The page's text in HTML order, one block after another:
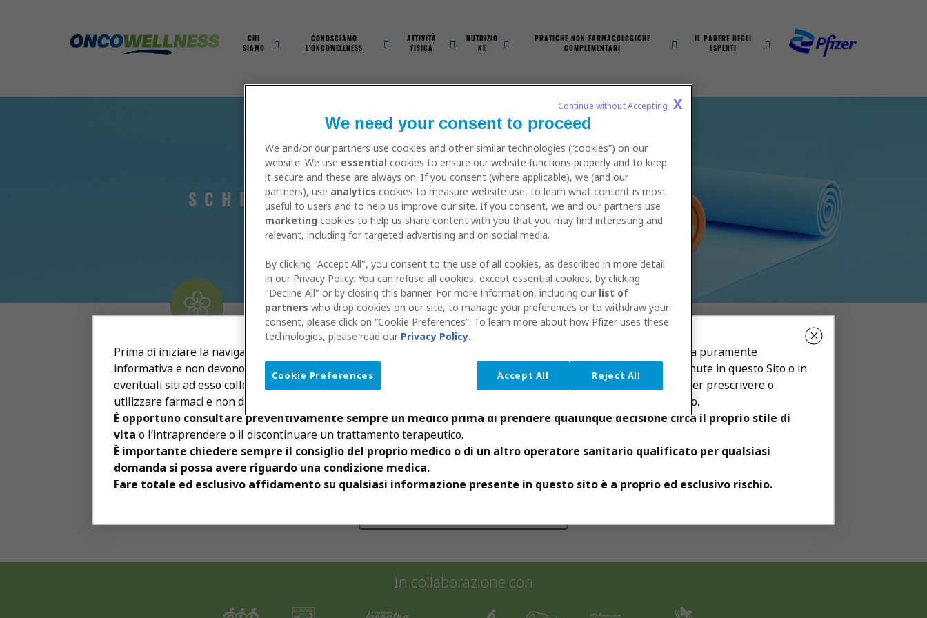
main
content
MAIN
CHI
SIAMO
CONOSCIAMO
L'ONCOWELLNESS
ATTIVITÀ
FISICA
NUTRIZIO
NE
PRATICHE NON FARMACOLOGICHE
COMPLEMENTARI
IL PARERE DEGLI
ESPERTI
SCHEMI DI ALLENAMENTO
Caricamento......
In collaborazione con
Prima di iniziare la navigazione è importante essere consapevoli che i contenuti di questo Sito Web sono di natura puramente
informativa e non devono essere considerati come consigli medici o professionali, pertanto le informazioni contenute in questo Sito o in
eventuali siti ad esso collegati non devono essere usate per diagnosticare alcuna patologia o disturbo fisico, né per prescrivere o
utilizzare farmaci e non devono portare l’Utente a ignorare il consiglio o ritardare il consulto con il proprio medico.
È opportuno consultare preventivamente sempre un medico prima di prendere qualunque decisione circa il proprio stile di
vitao l’intraprendere o il discontinuare un trattamento terapeutico.
È importante chiedere sempre il consiglio del proprio medico o di un altro operatore sanitario qualificato per qualsiasi
domanda si possa avere riguardo una condizione medica.
Fare totale ed esclusivo affidamento su qualsiasi informazione presente in questo sito è a proprio ed esclusivo rischio.
We need your consent to proceed
We and/or our partners use cookies and other similar technologies (“cookies”) on our
website. We use essential cookies to ensure our website functions properly and to keep
it secure and these are always on. If you consent (where applicable), we (and our
partners), use analytics cookies to measure website use, to learn what content is most
useful to users and to help us improve our site. If you consent, we and our partners use
marketing cookies to help us share content with you that you may find interesting and
relevant, including for targeted advertising and on social media.
By clicking "Accept All", you consent to the use of all cookies, as described in more detail
in our Privacy Policy. You can refuse all cookies, except essential cookies, by clicking
"Decline All" or by closing this banner. For more information, including our list of
partners who drop cookies on our site, to manage your preferences or to withdraw your
consent, please click on “Cookie Preferences”. To learn more about how Pfizer uses these
technologies, please read our Privacy Policy.
Cookie Preferences Reject All
Accept All
Continue without Accepting X